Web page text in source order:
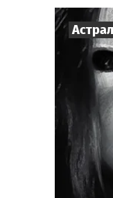
Астрал
Игроков
Время
Тематика
Тип квеста